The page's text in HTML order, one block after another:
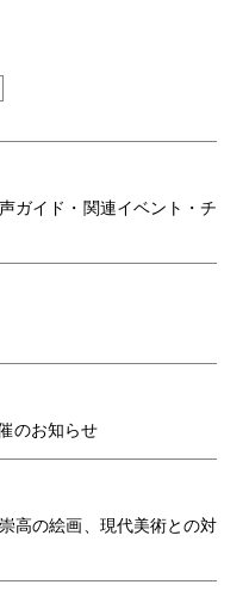
ガイド・関連イベント・チ
のお知らせ
の絵画、現代美術との対